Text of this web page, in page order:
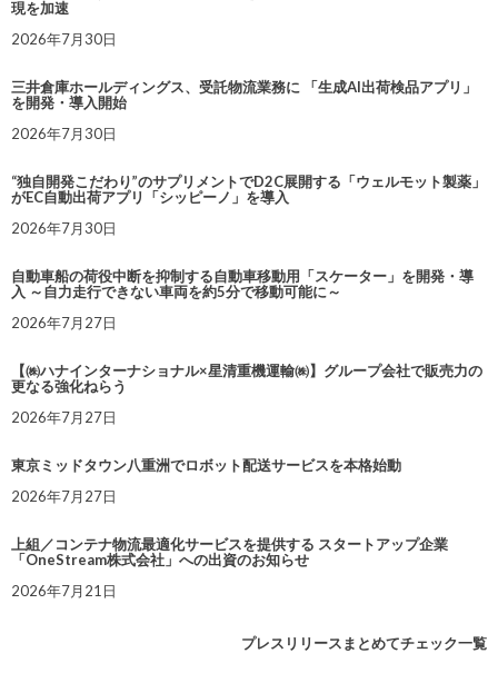
現を加速
2026年7月30日
三井倉庫ホールディングス、受託物流業務に 「生成AI出荷検品アプリ」
を開発・導入開始
2026年7月30日
“独自開発こだわり”のサプリメントでD2C展開する「ウェルモット製薬」
がEC自動出荷アプリ「シッピーノ」を導入
2026年7月30日
自動車船の荷役中断を抑制する自動車移動用「スケーター」を開発・導
入 ～自力走行できない車両を約5分で移動可能に～
2026年7月27日
【㈱ハナインターナショナル×星清重機運輸㈱】グループ会社で販売力の
更なる強化ねらう
2026年7月27日
東京ミッドタウン八重洲でロボット配送サービスを本格始動
2026年7月27日
上組／コンテナ物流最適化サービスを提供する スタートアップ企業
「OneStream株式会社」への出資のお知らせ
2026年7月21日
プレスリリースまとめてチェック一覧